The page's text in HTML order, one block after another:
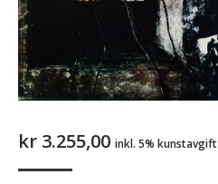
kr 3.255,00 inkl. 5% kunstavgift